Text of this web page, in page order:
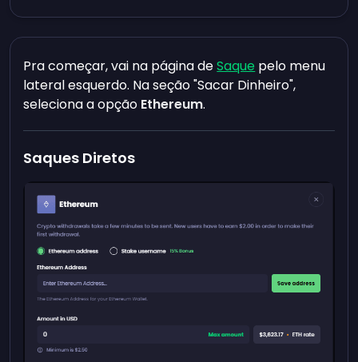
Pra começar, vai na página deSaque pelo menu
lateral esquerdo. Na seção "Sacar Dinheiro",
seleciona a opção Ethereum.
Saques Diretos